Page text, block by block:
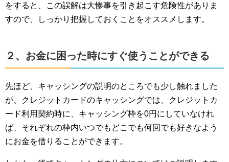
をすると、この誤解は大惨事を引き起こす危険性がありま
すので、しっかり把握しておくことをオススメします。
２、お金に困った時にすぐ使うことができる
先ほど、キャッシングの説明のところでも少し触れました
が、クレジットカードのキャッシングでは、クレジットカ
ード利用契約時に、キャッシング枠を0円にしていなけれ
ば、それぞれの枠内いつでもどこでも何回でも好きなよう
にお金を借りることができます。